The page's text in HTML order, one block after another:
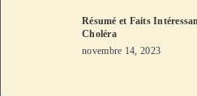
Résumé et Faits
Choléra
novembre 14, 2023